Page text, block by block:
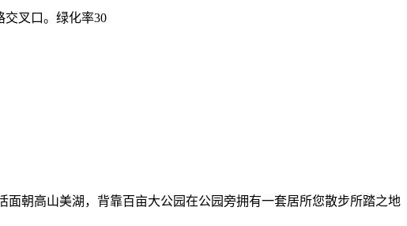
交叉口。绿化率30
朝高山美湖，背靠百亩大公园在公园旁拥有一套居所您散步所踏之地